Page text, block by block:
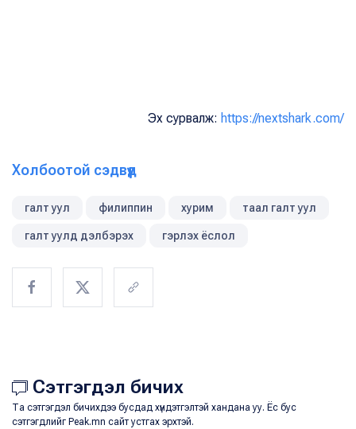
Эх сурвалж: https://nextshark.com/
Холбоотой сэдвүүд
галт уул филиппин хурим таал галт уул
галт уулд дэлбэрэх гэрлэх ёслол
Сэтгэгдэл бичих
Та сэтгэгдэл бичихдээ бусдад хүндэтгэлтэй хандана уу. Ёс бус
сэтгэгдлийг Peak.mn сайт устгах эрхтэй.